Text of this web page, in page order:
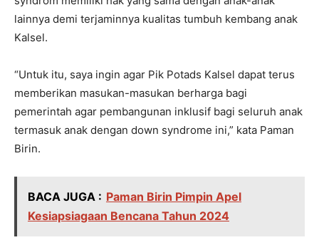
lainnya demi terjaminnya kualitas tumbuh kembang anak
Kalsel.
“Untuk itu, saya ingin agar Pik Potads Kalsel dapat terus
memberikan masukan-masukan berharga bagi
pemerintah agar pembangunan inklusif bagi seluruh anak
termasuk anak dengan down syndrome ini,” kata Paman
Birin.
BACA JUGA : Paman Birin Pimpin Apel
Kesiapsiagaan Bencana Tahun 2024